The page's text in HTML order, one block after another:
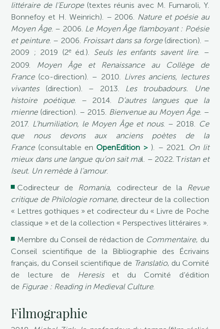
littéraire de l’Europe(textes réunis avec M. Fumaroli, Y.
Bonnefoy et H. Weinrich). – 2006. Nature et poésie au
Moyen Âge. – 2006. Le Moyen Âge flamboyant : Poésie
et peinture. – 2006. Froissart dans sa forge(direction). –
2009 ; 2019 (2eéd.). Seuls les enfants savent lire. –
2009. Moyen Âge et Renaissance au Collège de
France(co-direction). – 2010. Livres anciens, lectures
vivantes(direction). – 2013. Les troubadours. Une
histoire poétique. – 2014. D’autres langues que la
mienne(direction). – 2015. Bienvenue au Moyen Âge. –
2017. L’humiliation, le Moyen Âge et nous. – 2018. Ce
que nous devons aux anciens poètes de la
France(consultable enOpenEdition >). – 2021. On lit
mieux dans une langue qu’on sait mal. – 2022. Tristan et
Iseut. Un remède à l’amour.
Codirecteur de Romania, codirecteur de la Revue
critique de Philologie romane, directeur de la collection
« Lettres gothiques » et codirecteur du « Livre de Poche
classique » et de la collection « Perspectives littéraires ».
Membre du Conseil de rédaction de Commentaire, du
Conseil scientifique de la Bibliographie des Écrivains
français, du Conseil scientifique de Translatio, du Comité
de lecture de Heresiset du Comité d’édition
de Figurae : Reading in Medieval Culture.
Filmographie